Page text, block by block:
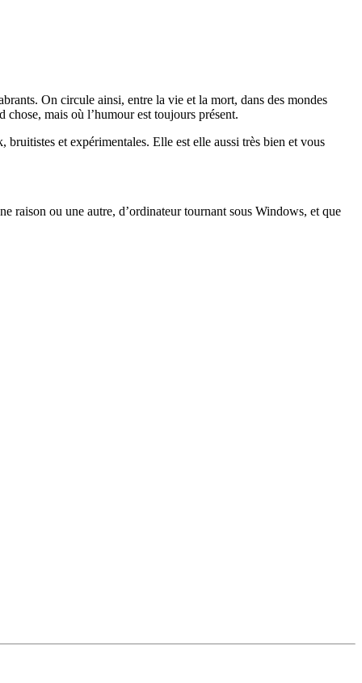
On circule ainsi, entre la vie et la mort, dans des mondes
chose, mais où l’humour est toujours présent.
et expérimentales. Elle est elle aussi très bien et vous
raison ou une autre, d’ordinateur tournant sous Windows, et que